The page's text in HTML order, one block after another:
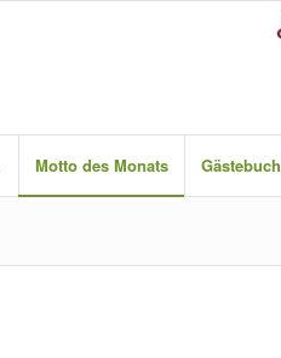
Motto des Monats Gästebuch